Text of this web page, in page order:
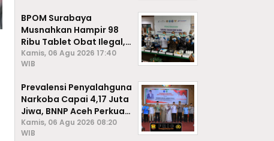
BPOM Surabaya
Musnahkan Hampir 98
Ribu Tablet Obat Ilegal,
Cegah Penyalahgunaan
di Kalangan Pelajar
Kamis, 06 Agu 2026 17:40
WIB
Prevalensi Penyalahguna
Narkoba Capai 4,17 Juta
Jiwa, BNNP Aceh Perkuat
P4GN di Subulussalam
Kamis, 06 Agu 2026 08:20
WIB